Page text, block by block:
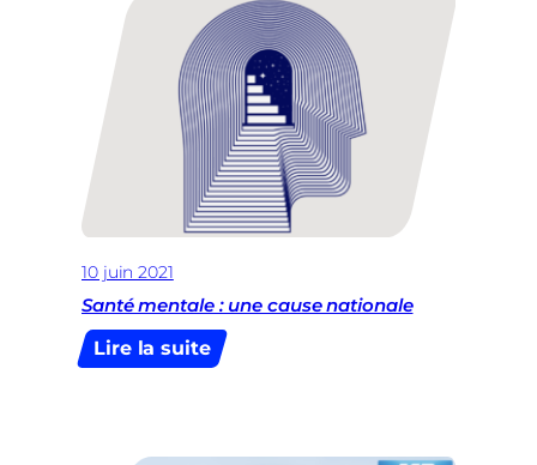
aux
jeunes
en
risque
de
décrochage
scolaire
10 juin 2021
Santé mentale : une cause nationale
Lire la suite:
Santé
une